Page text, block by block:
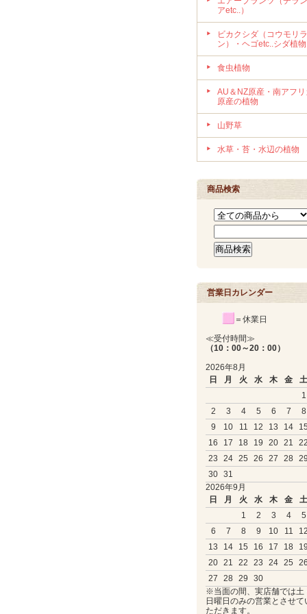
アetc..）
ビカクシダ（コウモリラ
ン）・ヘゴetc..シダ植物
食虫植物
AU＆NZ原産・南アフリ
原産の植物
山野草
水草・苔・水辺の植物
商品検索
営業日カレンダー
＝休業日
≪受付時間≫
（10：00～20：00）
2026年8月
日
月 火 水 木 金
土
1
2
3 4 5 6 7
8
9
10 11 12 13 14
15
16
17 18 19 20 21
22
23
24 25 26 27 28 29
30 31
2026年9月
日
月 火 水 木 金
土
1
2 3 4
5
6
7 8 9 10 11
12
13
14 15 16 17 18
19
20 21 22 23 24 25
26
27
28 29
30
※当面の間、実店舗では土
日曜日のみの営業とさせて
ただきます。